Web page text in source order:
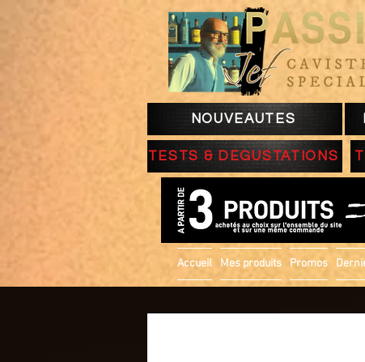
NOUVEAUTES
TESTS & DEGUSTATIONS
Accueil Mes produits Promos